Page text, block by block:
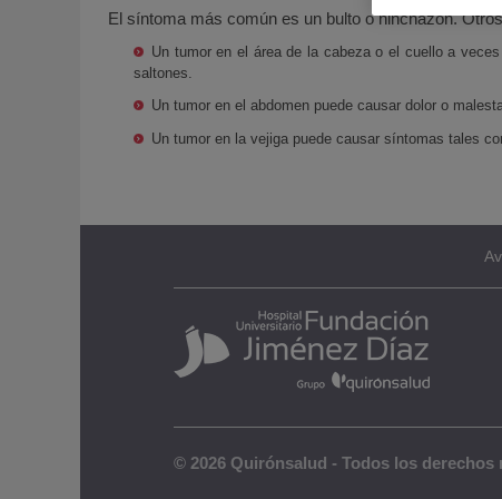
El síntoma más común es un bulto o hinchazón.
Un tumor en el área de la cabeza o el cuello a
saltones.
Un tumor en el abdomen puede causar dolor o
Un tumor en la vejiga puede causar síntomas tales
© 2026 Quirónsalud - Todos los derechos